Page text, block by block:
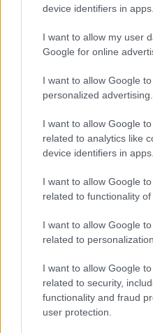
device identifiers in apps.
I want to allow my user
Google for online
I want to allow Google
personalized advertising.
I want to allow Google
related to analytics like
device identifiers in apps.
I want to allow Google
related to functionality
I want to allow Google
related to personalization.
I want to allow Google
related to security,
functionality and fraud
user protection.
2020. november 20. 17:21
Ötször annyiba került
Ötször annyiba került
kinyomtatni és postázni az
állítja Kassai Dániel
miután betekinthetett a
meg, melyik médiumnál
kormány, ezért újabb
Miniszterelnöki